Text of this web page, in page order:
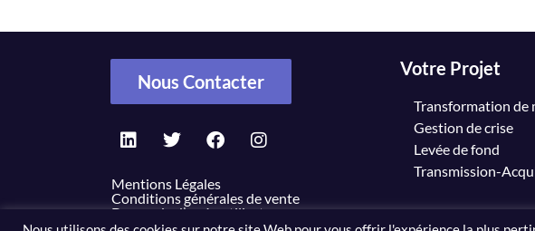
Nous Contacter
Mentions Légales
Conditions générales de vente
Demande d’accès utilisateur
Votre Projet
Transformation de
Gestion de crise
Levée de fond
Transmission-